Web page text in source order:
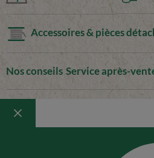
Accessoires & pièces
Nos conseils Service après-
Fermer